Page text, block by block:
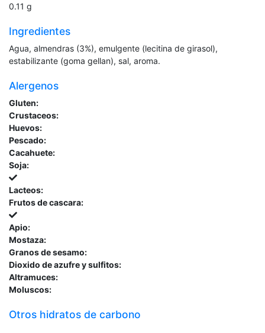
0.11 g
Ingredientes
Agua, almendras (3%), emulgente (lecitina de girasol),
estabilizante (goma gellan), sal, aroma.
Alergenos
Gluten:
Crustaceos:
Huevos:
Pescado:
Cacahuete:
Soja:
Lacteos:
Frutos de cascara:
Apio:
Mostaza:
Granos de sesamo:
Dioxido de azufre y sulfitos:
Altramuces:
Moluscos:
Otros hidratos de carbono